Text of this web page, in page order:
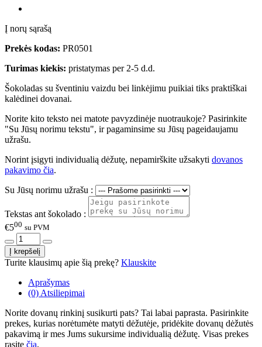
Į norų sąrašą
Prekės kodas: PR0501
Turimas kiekis: pristatymas per 2-5 d.d.
Šokoladas su šventiniu vaizdu bei linkėjimu puikiai tiks praktiškai
kalėdinei dovanai.
Norite kito teksto nei matote pavyzdinėje nuotraukoje? Pasirinkite
"Su Jūsų norimu tekstu", ir pagaminsime su Jūsų pageidaujamu
užrašu.
Norint įsigyti individualią dėžutę, nepamirškite užsakyti dovanos
pakavimo čia.
Su Jūsų norimu užrašu :
Tekstas ant šokolado :
€500 su PVM
Turite klausimų apie šią prekę? Klauskite
Aprašymas
(0) Atsiliepimai
Norite dovanų rinkinį susikurti pats? Tai labai paprasta. Pasirinkite
prekes, kurias norėtumėte matyti dėžutėje, pridėkite dovanų dėžutės
pakavimą ir mes Jums sukursime individualią dėžutę. Visas prekes
rasite čia.